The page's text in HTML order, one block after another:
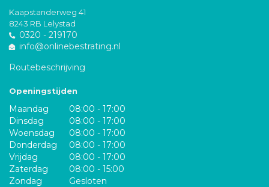
Kaapstanderweg 41
8243 RB Lelystad
0320 - 219170
info@onlinebestrating.nl
Routebeschrijving
Openingstijden
Maandag
08:00 - 17:00
Dinsdag
08:00 - 17:00
Woensdag
08:00 - 17:00
Donderdag
08:00 - 17:00
Vrijdag
08:00 - 17:00
Zaterdag
08:00 - 15:00
Zondag
Gesloten